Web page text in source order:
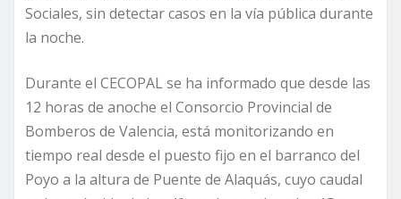
Sociales, sin detectar casos en la vía pública durante
la noche.
Durante el CECOPAL se ha informado que desde las
12 horas de anoche el Consorcio Provincial de
Bomberos de Valencia, está monitorizando en
tiempo real desde el puesto fijo en el barranco del
Poyo a la altura de Puente de Alaquás, cuyo caudal